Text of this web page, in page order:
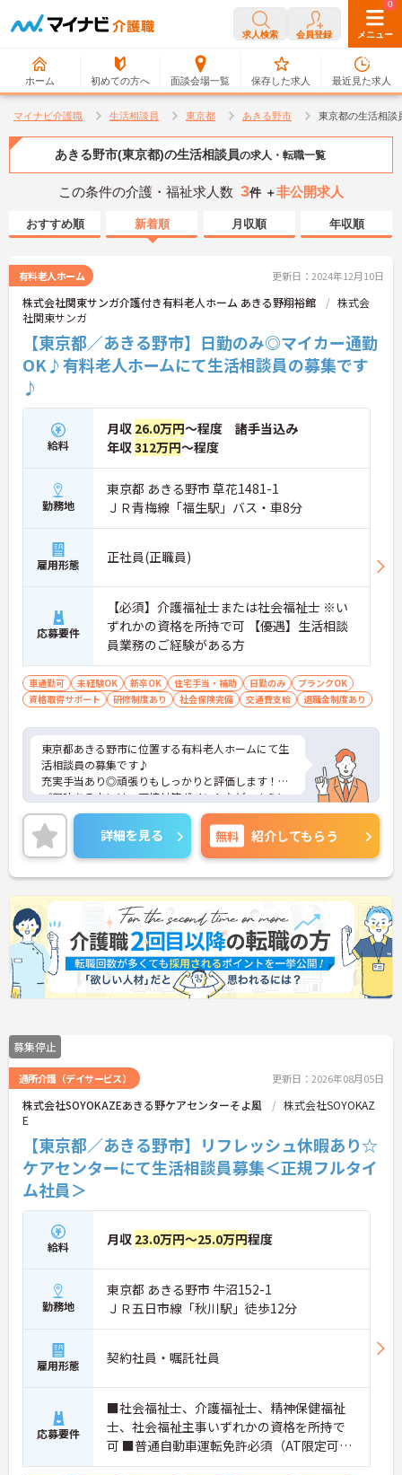
求人検索 会員登録 メニュー
ホーム 初めての方へ 面談会場一覧
0
保存した求人
0
最近見た求人
マイナビ介護職 生活相談員 東京都 あきる野市 東京都の生活相談
あきる野市(東京都)の生活相談員の求人・転職一覧
この条件の介護・福祉求人数 3件 ＋非公開求人
おすすめ順 新着順 月収順 年収順
有料老人ホーム 更新日：2024年12月10日
株式会社関東サンガ介護付き有料老人ホーム あきる野翔裕館
株式会
社関東サンガ
【東京都／あきる野市】日勤のみ◎マイカー通勤
OK♪有料老人ホームにて生活相談員の募集です
♪
給料
月収 26.0万円～程度 諸手当込み
年収312万円～程度
勤務地
東京都 あきる野市 草花1481-1
ＪＲ青梅線「福生駅」バス・車8分
雇用形態 正社員(正職員)
応募要件
【必須】介護福祉士または社会福祉士 ※い
ずれかの資格を所持で可 【優遇】生活相談
員業務のご経験がある方
車通勤可 未経験OK 新卒OK 住宅手当・補助 日勤のみ
ブランクOK
資格取得サポート
研修制度あり 社会保険完備 交通費支給 退職金制度あり
東京都あきる野市に位置する有料老人ホームにて生
活相談員の募集です♪
充実手当あり◎頑張りもしっかりと評価します！
ご興味ある方には、面接対策ポイントなど、さらに
詳細をお話しいたしますのでお気軽にご相談くださ
い！
詳細を見る 無料 紹介してもらう
募集停止
通所介護（デイサービス） 更新日：2026年08月05日
株式会社SOYOKAZEあきる野ケアセンターそよ風
株式会社SOYOKAZ
E
【東京都／あきる野市】リフレッシュ休暇あり☆
ケアセンターにて生活相談員募集＜正規フルタイ
ム社員＞
給料 月収 23.0万円～25.0万円程度
勤務地
東京都 あきる野市 牛沼152-1
ＪＲ五日市線「秋川駅」徒歩12分
雇用形態 契約社員・嘱託社員
応募要件
■社会福祉士、介護福祉士、精神保健福祉
士、社会福祉主事いずれかの資格を所持で
可 ■普通自動車運転免許必須（AT限定可）
■経験不問